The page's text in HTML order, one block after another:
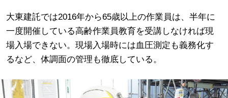
大東建託では2016年から65歳以上の作業員は、半年に
一度開催している高齢作業員教育を受講しなければ現
場入場できない。現場入場時には血圧測定も義務化す
るなど、体調面の管理も徹底している。